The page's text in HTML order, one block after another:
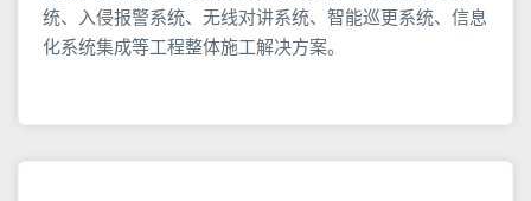
统、入侵报警系统、无线对讲系统、智能巡更系统、信息
化系统集成等工程整体施工解决方案。